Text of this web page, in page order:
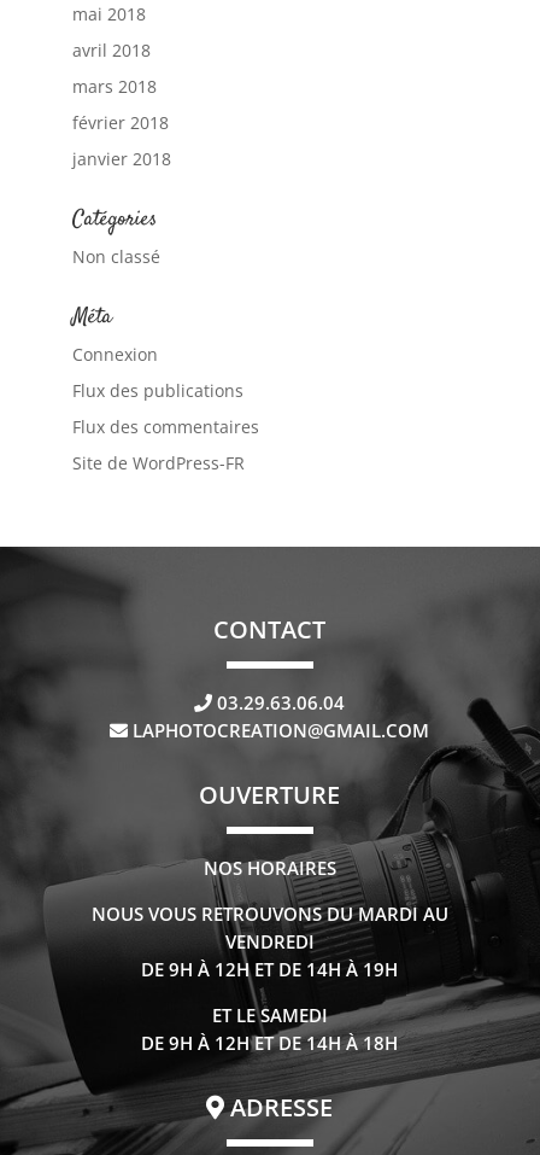
mai 2018
avril 2018
mars 2018
février 2018
janvier 2018
Catégories
Non classé
Méta
Connexion
Flux des publications
Flux des commentaires
Site de WordPress-FR
CONTACT
03.29.63.06.04
LAPHOTOCREATION@GMAIL.COM
OUVERTURE
NOS HORAIRES
NOUS VOUS RETROUVONS DU MARDI AU
VENDREDI
DE 9H À 12H ET DE 14H À 19H
ET LE SAMEDI
DE 9H À 12H ET DE 14H À 18H
ADRESSE